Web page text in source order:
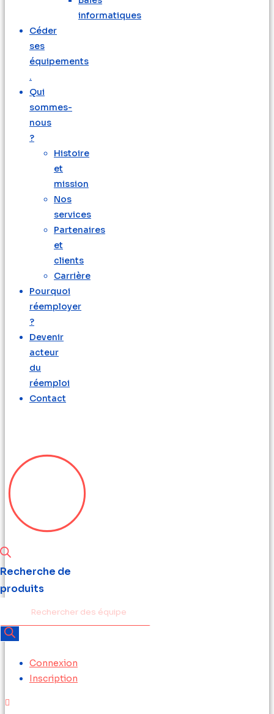
informatiques
Céder
ses
équipements
.
Qui
sommes-
nous
?
Histoire
et
mission
Nos
services
Partenaires
et
clients
Carrière
Pourquoi
réemployer
?
Devenir
acteur
du
réemploi
Contact
Recherche de
produits
Connexion
Inscription